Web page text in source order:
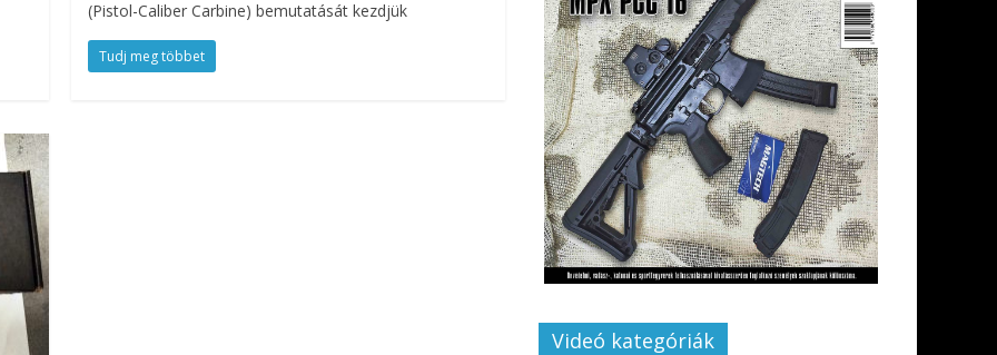
(Pistol-Caliber Carbine) bemutatását kezdjük
Tudj meg többet
Videó kategóriák